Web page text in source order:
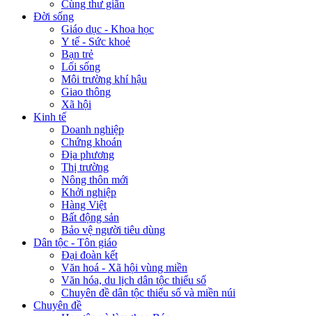
Cùng thư giãn
Đời sống
Giáo dục - Khoa học
Y tế - Sức khoẻ
Bạn trẻ
Lối sống
Môi trường khí hậu
Giao thông
Xã hội
Kinh tế
Doanh nghiệp
Chứng khoán
Địa phương
Thị trường
Nông thôn mới
Khởi nghiệp
Hàng Việt
Bất động sản
Bảo vệ người tiêu dùng
Dân tộc - Tôn giáo
Đại đoàn kết
Văn hoá - Xã hội vùng miền
Văn hóa, du lịch dân tộc thiểu số
Chuyên đề dân tộc thiểu số và miền núi
Chuyên đề